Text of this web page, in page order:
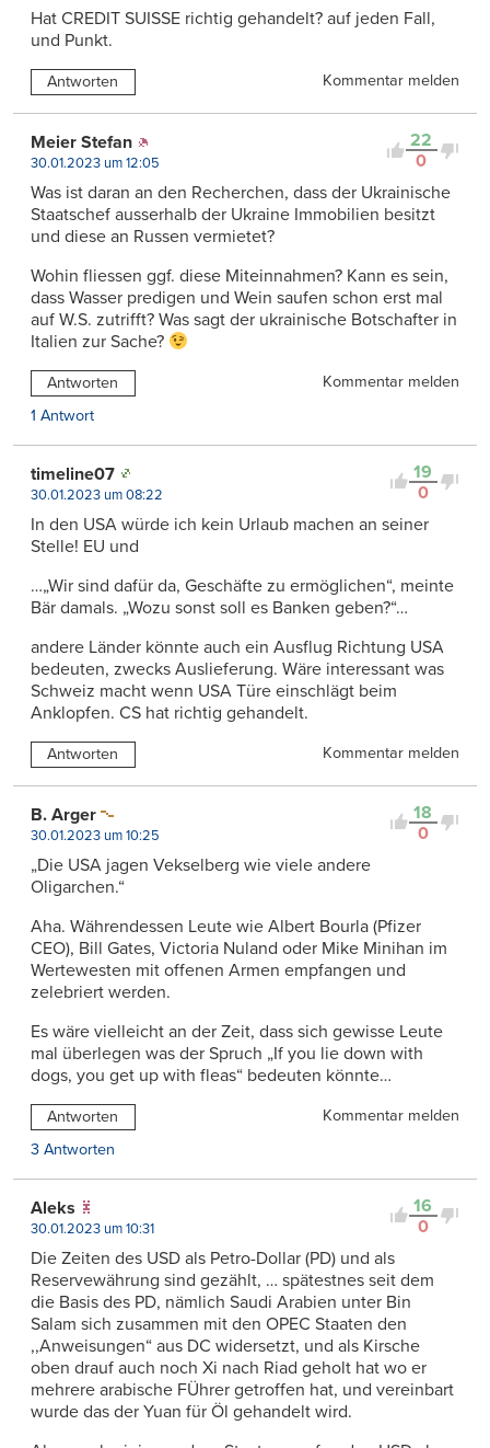
Hat CREDIT SUISSE richtig gehandelt? auf jeden Fall,
und Punkt.
Antworten Kommentar melden
22
0
Meier Stefan
30.01.2023 um 12:05
Was ist daran an den Recherchen, dass der Ukrainische
Staatschef ausserhalb der Ukraine Immobilien besitzt
und diese an Russen vermietet?
Wohin fliessen ggf. diese Miteinnahmen? Kann es sein,
dass Wasser predigen und Wein saufen schon erst mal
auf W.S. zutrifft? Was sagt der ukrainische Botschafter in
Italien zur Sache?
Antworten
Kommentar melden
1 Antwort
19
0
timeline07
30.01.2023 um 08:22
In den USA würde ich kein Urlaub machen an seiner
Stelle! EU und
…„Wir sind dafür da, Geschäfte zu ermöglichen“, meinte
Bär damals. „Wozu sonst soll es Banken geben?“…
andere Länder könnte auch ein Ausflug Richtung USA
bedeuten, zwecks Auslieferung. Wäre interessant was
Schweiz macht wenn USA Türe einschlägt beim
Anklopfen. CS hat richtig gehandelt.
Antworten Kommentar melden
18
0
B. Arger
30.01.2023 um 10:25
„Die USA jagen Vekselberg wie viele andere
Oligarchen.“
Aha. Währendessen Leute wie Albert Bourla (Pfizer
CEO), Bill Gates, Victoria Nuland oder Mike Minihan im
Wertewesten mit offenen Armen empfangen und
zelebriert werden.
Es wäre vielleicht an der Zeit, dass sich gewisse Leute
mal überlegen was der Spruch „If you lie down with
dogs, you get up with fleas“ bedeuten könnte…
Antworten
Kommentar melden
3 Antworten
16
0
Aleks
30.01.2023 um 10:31
Die Zeiten des USD als Petro-Dollar (PD) und als
Reservewährung sind gezählt, … spätestnes seit dem
die Basis des PD, nämlich Saudi Arabien unter Bin
Salam sich zusammen mit den OPEC Staaten den
,,Anweisungen“ aus DC widersetzt, und als Kirsche
oben drauf auch noch Xi nach Riad geholt hat wo er
mehrere arabische FÜhrer getroffen hat, und vereinbart
wurde das der Yuan für Öl gehandelt wird.